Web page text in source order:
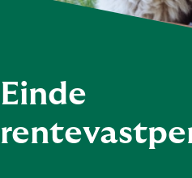
Einde